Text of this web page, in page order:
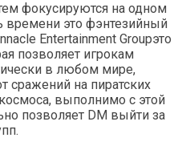
фокусируются на одном
времени это фэнтезийный
Entertainment Groupэто
позволяет игрокам
в любом мире,
сражений на пиратских
выполнимо с этой
позволяет DM выйти за